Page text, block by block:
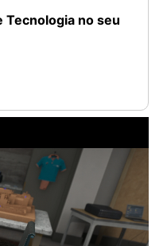
Tecnologia no seu